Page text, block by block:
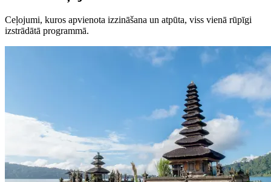
Ceļojumi, kuros apvienota izzināšana un atpūta, viss vienā rūpīgi
izstrādātā programmā.